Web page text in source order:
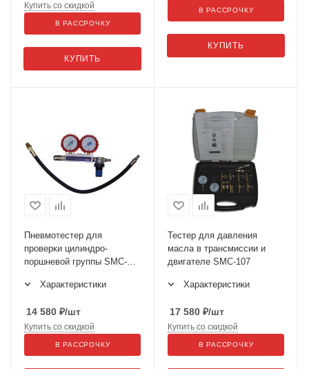
КУПИТЬ
Купить со скидкой
В РАССРОЧКУ
КУПИТЬ
В РАССРОЧКУ
Пневмотестер для
проверки цилиндро-
поршневой группы SMC-
Характеристики
14 580 ₽/шт
Купить со скидкой
В РАССРОЧКУ
Тестер для давления
масла в трансмиссии и
двигателе SMC-107
Характеристики
17 580 ₽/шт
Купить со скидкой
В РАССРОЧКУ